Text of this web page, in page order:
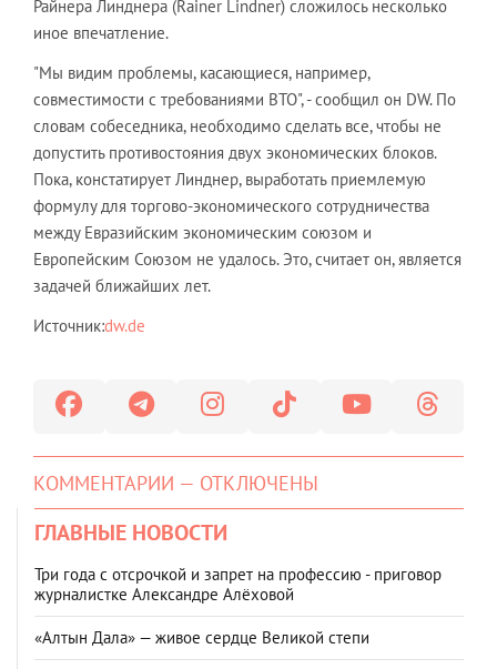
Райнера Линднера (Rainer Lindner) сложилось несколько
иное впечатление.
"Мы видим проблемы, касающиеся, например,
совместимости с требованиями ВТО", - сообщил он DW. По
словам собеседника, необходимо сделать все, чтобы не
допустить противостояния двух экономических блоков.
Пока, констатирует Линднер, выработать приемлемую
формулу для торгово-экономического сотрудничества
между Евразийским экономическим союзом и
Европейским Союзом не удалось. Это, считает он, является
задачей ближайших лет.
Источник:dw.de
КОММЕНТАРИИ — ОТКЛЮЧЕНЫ
ГЛАВНЫЕ НОВОСТИ
Три года с отсрочкой и запрет на профессию - приговор
журналистке Александре Алёховой
«Алтын Дала» — живое сердце Великой степи